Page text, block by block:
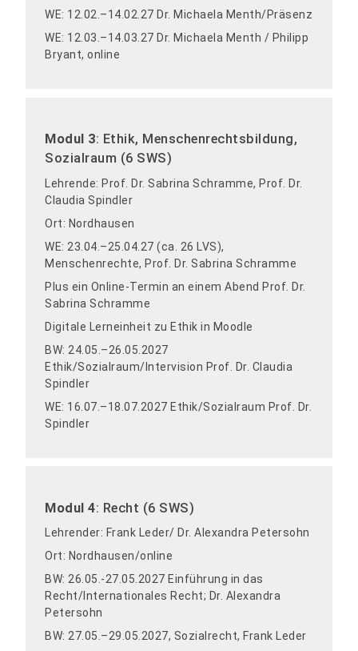
WE: 12.02.–14.02.27 Dr. Michaela Menth/Präsenz
WE: 12.03.–14.03.27 Dr. Michaela Menth / Philipp
Bryant, online
Modul 3: Ethik, Menschenrechtsbildung,
Sozialraum (6 SWS)
Lehrende: Prof. Dr. Sabrina Schramme, Prof. Dr.
Claudia Spindler
Ort: Nordhausen
WE: 23.04.–25.04.27 (ca. 26 LVS),
Menschenrechte, Prof. Dr. Sabrina Schramme
Plus ein Online-Termin an einem Abend Prof. Dr.
Sabrina Schramme
Digitale Lerneinheit zu Ethik in Moodle
BW: 24.05.–26.05.2027
Ethik/Sozialraum/Intervision Prof. Dr. Claudia
Spindler
WE: 16.07.–18.07.2027 Ethik/Sozialraum Prof. Dr.
Spindler
Modul 4: Recht (6 SWS)
Lehrender: Frank Leder/ Dr. Alexandra Petersohn
Ort: Nordhausen/online
BW: 26.05.-27.05.2027 Einführung in das
Recht/Internationales Recht; Dr. Alexandra
Petersohn
BW: 27.05.–29.05.2027, Sozialrecht, Frank Leder